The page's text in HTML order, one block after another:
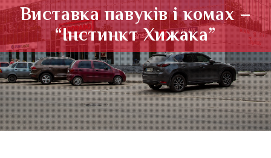
Виставка павуків і комах –
“Інстинкт Хижака”